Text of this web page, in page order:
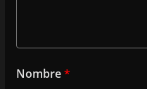
Nombre*